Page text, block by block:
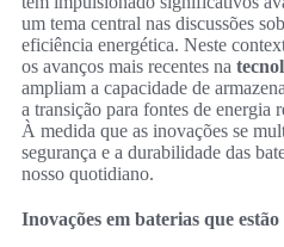
um tema central nas discussões
eficiência energética. Neste
os avanços mais recentes na
ampliam a capacidade de
a transição para fontes de energia
À medida que as inovações se
segurança e a durabilidade das
nosso quotidiano.
Inovações em baterias que